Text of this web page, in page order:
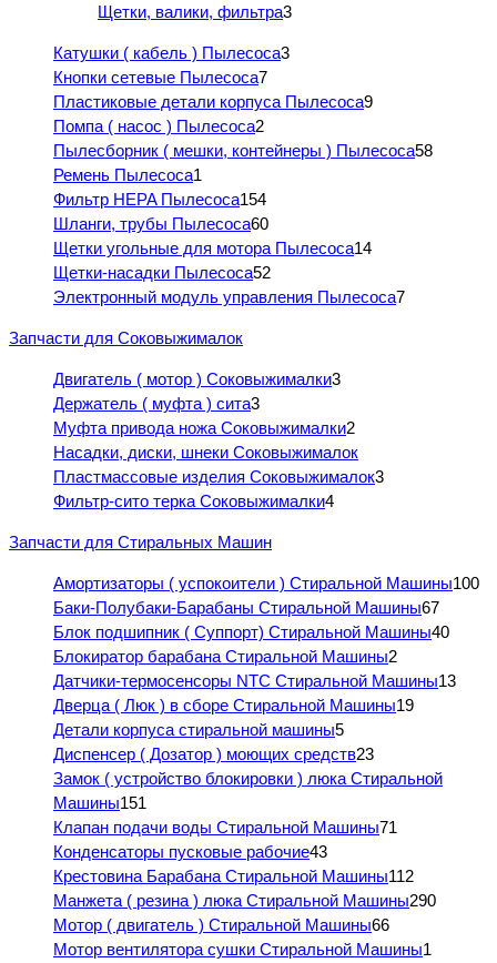
Щетки, валики, фильтра3
Катушки ( кабель ) Пылесоса3
Кнопки сетевые Пылесоса7
Пластиковые детали корпуса Пылесоса9
Помпа ( насос ) Пылесоса2
Пылесборник ( мешки, контейнеры ) Пылесоса58
Ремень Пылесоса1
Фильтр HEPA Пылесоса154
Шланги, трубы Пылесоса60
Щетки угольные для мотора Пылесоса14
Щетки-насадки Пылесоса52
Электронный модуль управления Пылесоса7
Запчасти для Соковыжималок
Двигатель ( мотор ) Соковыжималки3
Держатель ( муфта ) сита3
Муфта привода ножа Соковыжималки2
Насадки, диски, шнеки Соковыжималок
Пластмассовые изделия Соковыжималок3
Фильтр-сито терка Соковыжималки4
Запчасти для Стиральных Машин
Амортизаторы ( успокоители ) Стиральной Машины100
Баки-Полубаки-Барабаны Стиральной Машины67
Блок подшипник ( Суппорт) Стиральной Машины40
Блокиратор барабана Стиральной Машины2
Датчики-термосенсоры NTC Стиральной Машины13
Дверца ( Люк ) в сборе Стиральной Машины19
Детали корпуса стиральной машины5
Диспенсер ( Дозатор ) моющих средств23
Замок ( устройство блокировки ) люка Стиральной
Машины151
Клапан подачи воды Стиральной Машины71
Конденсаторы пусковые рабочие43
Крестовина Барабана Стиральной Машины112
Манжета ( резина ) люка Стиральной Машины290
Мотор ( двигатель ) Стиральной Машины66
Мотор вентилятора сушки Стиральной Машины1